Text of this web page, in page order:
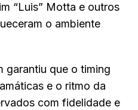
“Luis” Motta e outros
o ambiente
garantiu que o timing
e o ritmo da
com fidelidade e